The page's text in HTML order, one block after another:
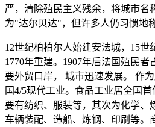
严，清除殖民主义残余，将城市名
为"达尔贝达"，但许多人仍习惯地
12世纪柏柏尔人始建安法城，15世
1770年重建。1907年后法国殖民
要外贸口岸， 城市迅速发展。 作
国4/5现代工业。食品工业居全国
要有纺织、服装等，其次为化学、
车辆装配、造船、炼钢、印刷等。